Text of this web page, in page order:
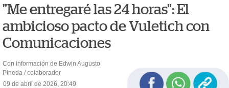
"Me entregaré las 24 horas": El
ambicioso pacto de Vuletich con
Comunicaciones
Con información de Edwin Augusto
Pineda / colaborador
09 de abril de 2026, 20:49